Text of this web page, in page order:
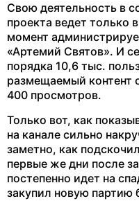
Свою деятельность в
проекта ведет только
момент
«Артемий Святов». И
порядка 10,6 тыс.
размещаемый контент
400 просмотров.
Только вот, как
на канале сильно
заметно, как
первые же дни после
постепенно идет на
закупил новую партию